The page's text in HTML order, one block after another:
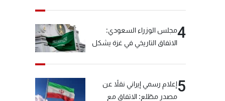
4مجلس الوزراء السعودي:
الاتفاق التاريخي في غزة يشكل
5إعلام رسمي إيراني نقلاً عن
مصدر مطّلع: الاتفاق مع